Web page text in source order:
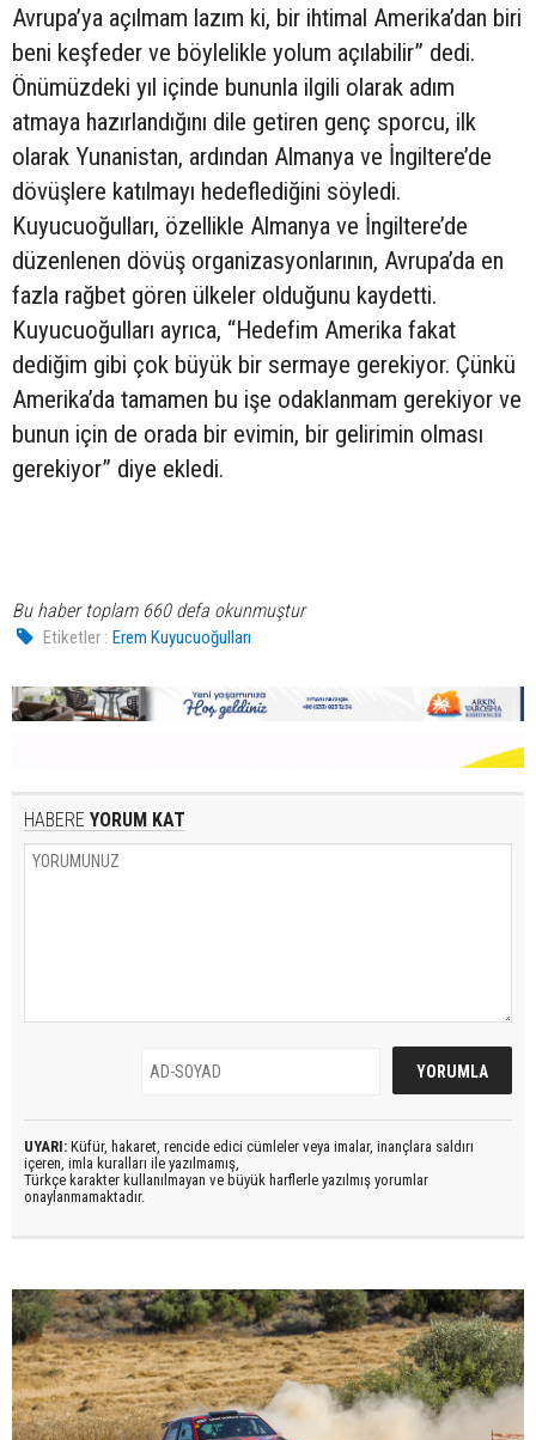
Avrupa’ya açılmam lazım ki, bir ihtimal Amerika’dan biri
beni keşfeder ve böylelikle yolum açılabilir” dedi.
Önümüzdeki yıl içinde bununla ilgili olarak adım
atmaya hazırlandığını dile getiren genç sporcu, ilk
olarak Yunanistan, ardından Almanya ve İngiltere’de
dövüşlere katılmayı hedeflediğini söyledi.
Kuyucuoğulları, özellikle Almanya ve İngiltere’de
düzenlenen dövüş organizasyonlarının, Avrupa’da en
fazla rağbet gören ülkeler olduğunu kaydetti.
Kuyucuoğulları ayrıca, “Hedefim Amerika fakat
dediğim gibi çok büyük bir sermaye gerekiyor. Çünkü
Amerika’da tamamen bu işe odaklanmam gerekiyor ve
bunun için de orada bir evimin, bir gelirimin olması
gerekiyor” diye ekledi.
Bu haber toplam 660 defa okunmuştur
Etiketler : Erem Kuyucuoğulları
HABERE YORUM KAT
UYARI: Küfür, hakaret, rencide edici cümleler veya imalar, inançlara saldırı
içeren, imla kuralları ile yazılmamış,
Türkçe karakter kullanılmayan ve büyük harflerle yazılmış yorumlar
onaylanmamaktadır.